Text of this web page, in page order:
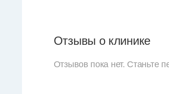
Отзывы о клинике
Отзывов пока нет. Станьте